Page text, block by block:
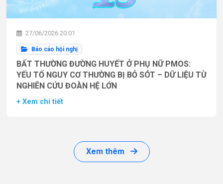
27/06/2026 20:01
Báo cáo hội nghị
BẤT THƯỜNG ĐƯỜNG HUYẾT Ở PHỤ NỮ PMOS:
YẾU TỐ NGUY CƠ THƯỜNG BỊ BỎ SÓT – DỮ LIỆU TỪ
NGHIÊN CỨU ĐOÀN HỆ LỚN
+ Xem chi tiết
Xem thêm